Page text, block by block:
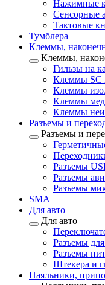
Нажимные
Сенсорные
Тактовые
Тумблера
Клеммы,
Клеммы,
Гильзы на
Клеммы SC
Клеммы
Клеммы
Клеммы
Разъемы и
Разъемы и
Разъемы
Разъемы
Разъемы
SMA
Для авто
Для авто
Разъемы
Разъемы
Штекера и
Паяльники,